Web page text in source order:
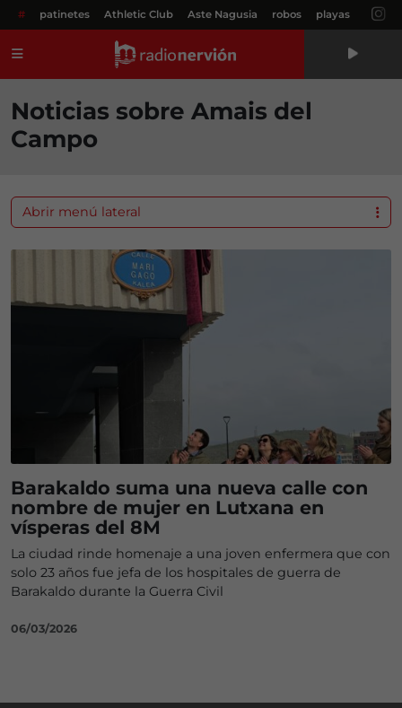
# patinetes Athletic Club Aste Nagusia robos playas
Noticias sobre Amais del
Campo
Barakaldo suma una nueva calle con
nombre de mujer en Lutxana en
vísperas del 8M
La ciudad rinde homenaje a una joven enfermera que con
solo 23 años fue jefa de los hospitales de guerra de
Barakaldo durante la Guerra Civil
06/03/2026
Abrir menú lateral